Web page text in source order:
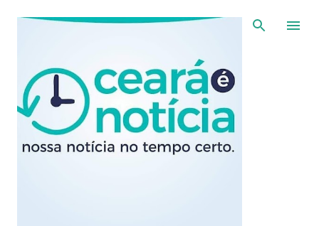
Pular para o conteúdo principal